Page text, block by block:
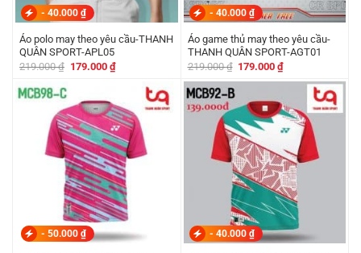
- 40.000 ₫
Áo polo may theo yêu cầu-THANH
QUÂN SPORT-APL05
219.000₫ Giá
179.000 ₫Giá
hiện
179.000 ₫.
- 40.000 ₫
Áo game thủ may theo yêu cầu-
THANH QUÂN SPORT-AGT01
219.000₫ Giá
là:
179.000₫Giá
tại
179.000 ₫.
- 50.000 ₫ - 40.000 ₫